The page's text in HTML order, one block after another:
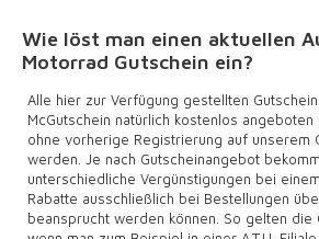
Wie löst man einen aktuellen
Motorrad Gutschein ein?
Alle hier zur Verfügung gestellten
McGutschein natürlich kostenlos angeboten
ohne vorherige Registrierung auf unserem
werden. Je nach Gutscheinangebot
unterschiedliche Vergünstigungen bei
Rabatte ausschließlich bei Bestellungen
beansprucht werden können. So gelten die